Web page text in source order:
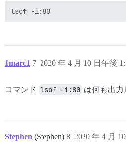
1marc1 2020 年 4 月 10 日午後
7
コマンド lsof -i:80 は何も出力
Stephen (Stephen) 2020 年 4 月
8